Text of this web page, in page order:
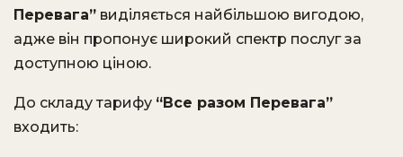
Перевага” виділяється найбільшою вигодою,
адже він пропонує широкий спектр послуг за
доступною ціною.
До складу тарифу “Все разом Перевага”
входить: